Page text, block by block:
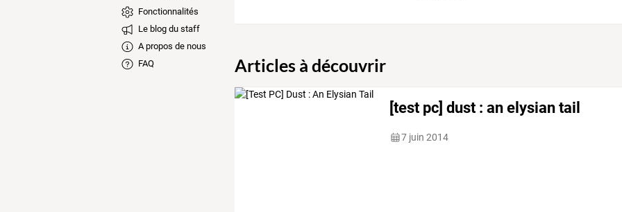
Fonctionnalités
Le blog du staff
A propos de nous
FAQ
Articles à découvrir
[test pc] dust : an elysian tail
7 juin 2014